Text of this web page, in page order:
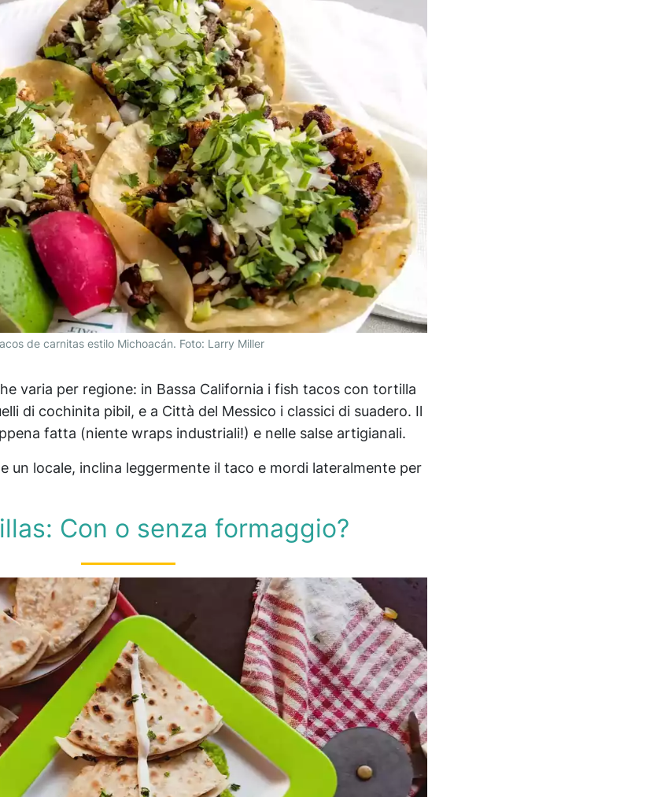
de carnitas estilo Michoacán. Foto: Larry Miller
varia per regione: in Bassa California i fish tacos con tortilla
di cochinita pibil, e a Città del Messico i classici di suadero. Il
fatta (niente wraps industriali!) e nelle salse artigianali.
un locale, inclina leggermente il taco e mordi lateralmente per
Con o senza formaggio?